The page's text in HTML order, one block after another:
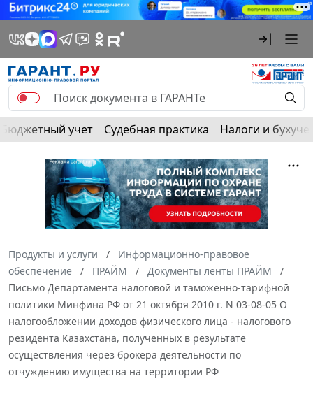
Бюджетный учет Судебная практика Налоги и
Продукты и услуги
Информационно-правовое
обеспечение
ПРАЙМ
Документы ленты ПРАЙМ
Письмо Департамента налоговой и таможенно-тарифной
политики Минфина РФ от 21 октября 2010 г. N 03-08-05 О
налогообложении доходов физического лица - налогового
резидента Казахстана, полученных в результате
осуществления через брокера деятельности по
отчуждению имущества на территории РФ